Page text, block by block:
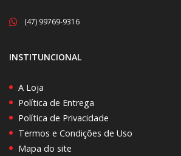
(47) 99769-9316
INSTITUNCIONAL
A Loja
Política de Entrega
Política de Privacidade
Termos e Condições de Uso
Mapa do site